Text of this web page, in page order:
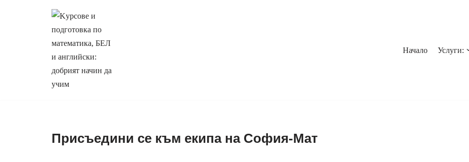
Продължете
съдържанието
Начало Услуги:
Присъедини се към екипа на София-Мат